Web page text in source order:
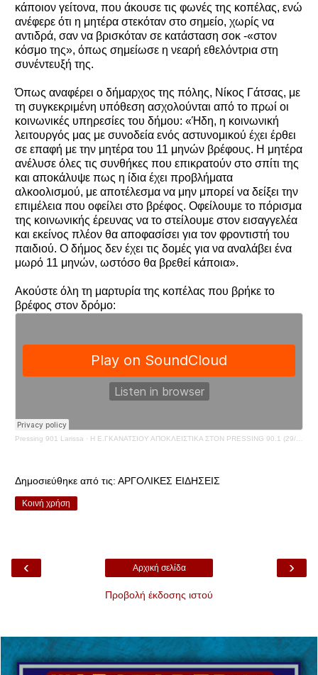
κάποιον γείτονα, που άκουσε τις φωνές της κοπέλας, ενώ
ανέφερε ότι η μητέρα στεκόταν στο σημείο, χωρίς να
αντιδρά, σαν να βρισκόταν σε κατάσταση σοκ -«στον
κόσμο της», όπως σημείωσε η νεαρή εθελόντρια στη
συνέντευξή της.
Όπως αναφέρει ο δήμαρχος της πόλης, Νίκος Γάτσας, με
τη συγκεκριμένη υπόθεση ασχολούνται από το πρωί οι
κοινωνικές υπηρεσίες του δήμου: «Ήδη, η κοινωνική
λειτουργός μας με συνοδεία ενός αστυνομικού έχει έρθει
σε επαφή με την μητέρα του 11 μηνών βρέφους. Η μητέρα
ανέλυσε όλες τις συνθήκες που επικρατούν στο σπίτι της
και αποκάλυψε πως η ίδια έχει προβλήματα
αλκοολισμού, με αποτέλεσμα να μην μπορεί να δείξει την
επιμέλεια που οφείλει στο βρέφος. Οφείλουμε το πόρισμα
της κοινωνικής έρευνας να το στείλουμε στον εισαγγελέα
και εκείνος πλέον θα αποφασίσει για τον φροντιστή του
παιδιού. Ο δήμος δεν έχει τις δομές για να αναλάβει ένα
μωρό 11 μηνών, ωστόσο θα βρεθεί κάποια».
Ακούστε όλη τη μαρτυρία της κοπέλας που βρήκε το
βρέφος στον δρόμο:
Pressing 901 Larissa · Η Ε.ΓΚΑΝΑΤΣΙΟΥ ΑΠΟΚΛΕΙΣΤΙΚΑ ΣΤΟΝ PRESSING 90.1 (29/09/21) ΔΑΚΡΥΑ ΓΙΑ ΤΟ ΜΩΡΟ ΠΟΥ ΕΣΩΣΕ ΣΤΗΝ ΕΛΑΣΣΟΝΑ
Δημοσιεύθηκε από τις: ΑΡΓΟΛΙΚΕΣ ΕΙΔΗΣΕΙΣ
Κοινή χρήση
‹ ›
Αρχική σελίδα
Προβολή έκδοσης ιστού